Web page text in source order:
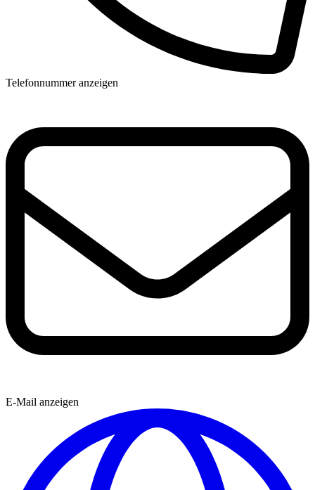
Telefonnummer anzeigen
E-Mail anzeigen